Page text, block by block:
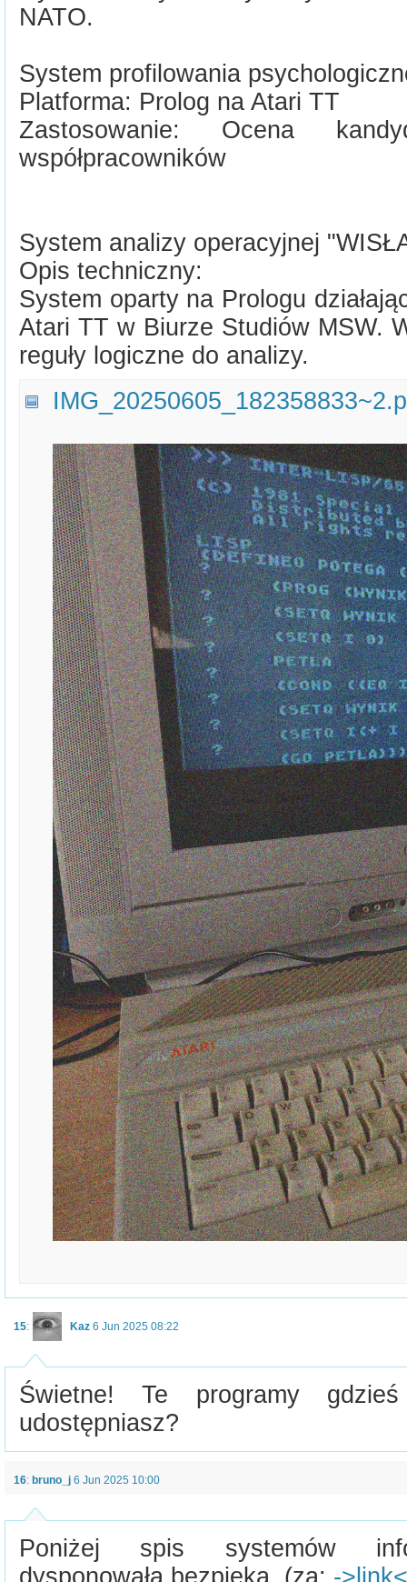
NATO.
System profilowania
Platforma: Prolog na Atari TT
Zastosowanie: Ocena
współpracowników
System analizy operacyjnej
Opis techniczny:
System oparty na Prologu
Atari TT w Biurze Studiów MSW.
reguły logiczne do analizy.
15: Kaz 6 Jun 2025 08:22
Świetne! Te programy
udostępniasz?
16: bruno_j 6 Jun 2025 10:00
Poniżej spis systemów
dysponowała bezpieka. (za: -